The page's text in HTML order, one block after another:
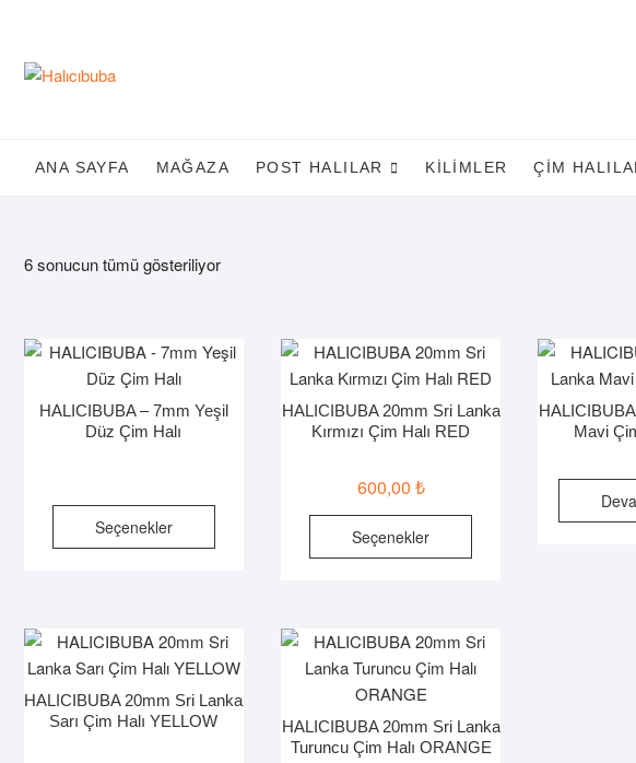
content
ANA SAYFA MAĞAZA POST HALILAR KILIMLER ÇIM
6 sonucun tümü gösteriliyor
HALICIBUBA – 7mm Yeşil
Düz Çim Halı
Seçenekler
Bu
var.
Seçenekler
ürün
sayfasından
HALICIBUBA 20mm Sri Lanka
Kırmızı Çim Halı RED
600,00 ₺
Seçenekler
Bu
var.
Seçenekler
sayfasından
seçilebilir
Mavi
HALICIBUBA 20mm Sri Lanka
Sarı Çim Halı YELLOW
HALICIBUBA 20mm Sri Lanka
Turuncu Çim Halı ORANGE